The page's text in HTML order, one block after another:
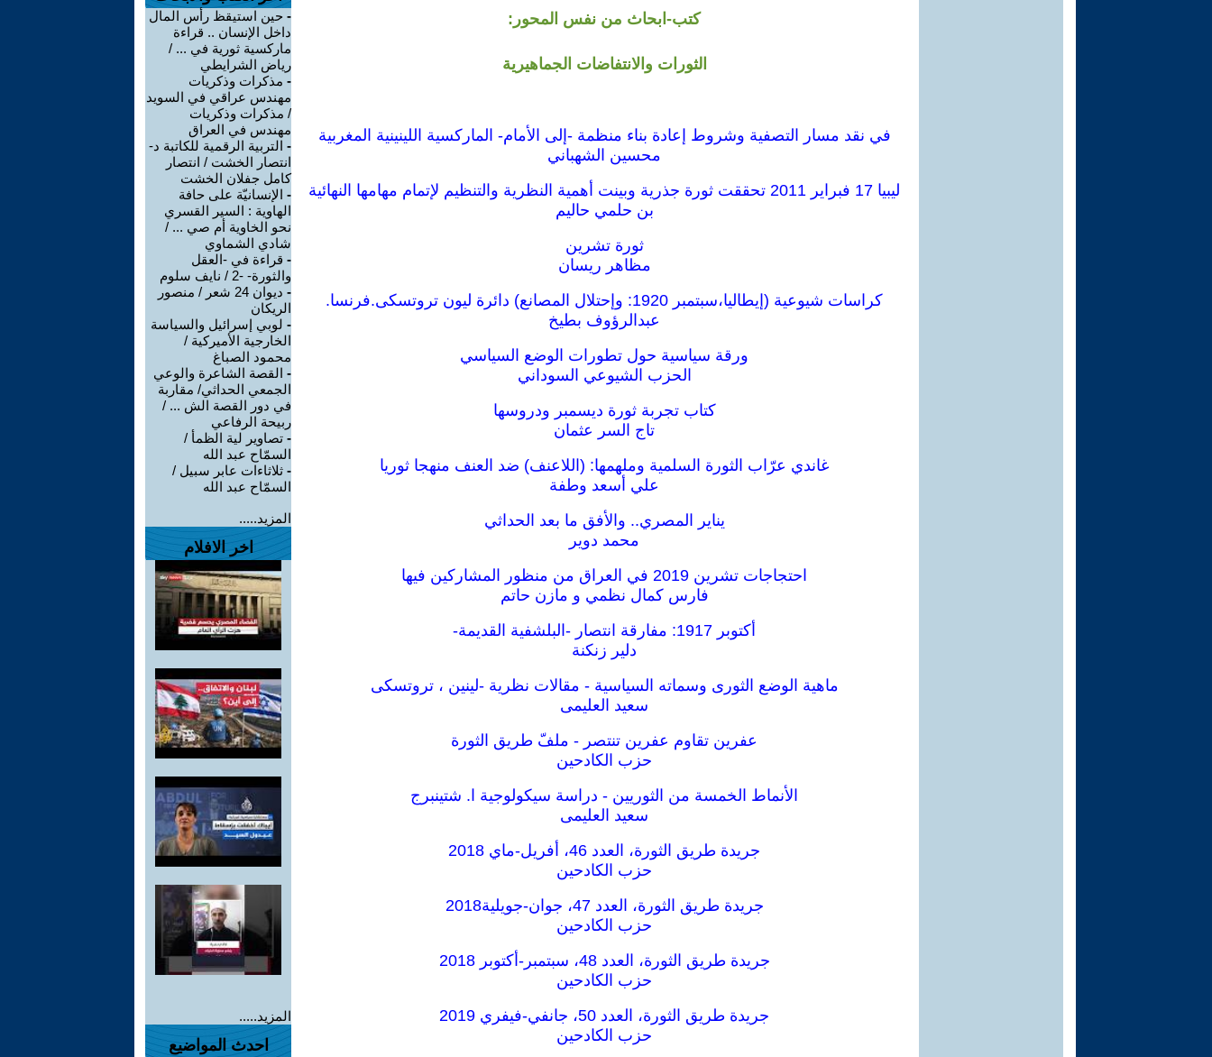
كتب-ابحاث من نفس المحور:
الثورات والانتفاضات الجماهيرية
في نقد مسار التصفية وشروط إعادة بناء منظمة -إلى الأمام- الماركسية اللينينية المغربية
محسين الشهباني
ليبيا 17 فبراير 2011 تحققت ثورة جذرية وبينت أهمية النظرية والتنظيم لإتمام مهامها النهائية
بن حلمي حاليم
ثورة تشرين
مظاهر ريسان
كراسات شيوعية (إيطاليا،سبتمبر 1920: وإحتلال المصانع) دائرة ليون تروتسكى.فرنسا.
عبدالرؤوف بطيخ
ورقة سياسية حول تطورات الوضع السياسي
الحزب الشيوعي السوداني
كتاب تجربة ثورة ديسمبر ودروسها
تاج السر عثمان
غاندي عرّاب الثورة السلمية وملهمها: (اللاعنف) ضد العنف منهجا ثوريا
علي أسعد وطفة
يناير المصري.. والأفق ما بعد الحداثي
محمد دوير
احتجاجات تشرين 2019 في العراق من منظور المشاركين فيها
فارس كمال نظمي و مازن حاتم
أكتوبر 1917: مفارقة انتصار -البلشفية القديمة-
دلير زنكنة
ماهية الوضع الثورى وسماته السياسية - مقالات نظرية -لينين ، تروتسكى
سعيد العليمى
عفرين تقاوم عفرين تنتصر - ملفّ طريق الثورة
حزب الكادحين
الأنماط الخمسة من الثوريين - دراسة سيكولوجية ا. شتينبرج
سعيد العليمى
جريدة طريق الثورة، العدد 46، أفريل-ماي 2018
حزب الكادحين
جريدة طريق الثورة، العدد 47، جوان-جويلية2018
حزب الكادحين
جريدة طريق الثورة، العدد 48، سبتمبر-أكتوبر 2018
حزب الكادحين
جريدة طريق الثورة، العدد 50، جانفي-فيفري 2019
حزب الكادحين
- حين استيقظ رأس المال
داخل الإنسان .. قراءة
ماركسية ثورية في ... /
رياض الشرايطي
- مذكرات وذكريات
مهندس عراقي في السويد
/ مذكرات وذكريات
مهندس في العراق
- التربية الرقمية للكاتبة د-
انتصار الخشت / انتصار
كامل جفلان الخشت
- الإنسانيّة على حافة
الهاوية : السير القسري
نحو الخاوية أم صي ... /
شادي الشماوي
- قراءة في -العقل
والثورة- -2 / نايف سلوم
-
ديوان 24 شعر / منصور
الريكان
- لوبي إسرائيل والسياسة
الخارجية الأميركية /
محمود الصباغ
- القصة الشاعرة والوعي
الجمعي الحداثي/ مقاربة
في دور القصة الش ... /
ربيحة الرفاعي
- تصاوير لية الظمأ /
السمّاح عبد الله
- ثلاثاءات عابر سبيل /
السمّاح عبد الله
المزيد.....
اخر الافلام
المزيد.....
احدث المواضيع